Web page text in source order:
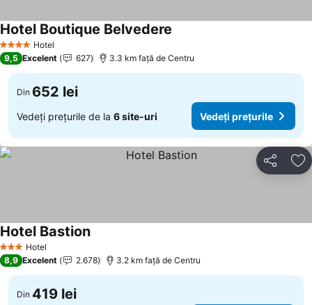
4 Stele Hotel
Hotel Boutique Belvedere
9,5 Excelent 627 3.3 km faţă de Centru
Din 652 lei
Vedeți prețurile de la 6 site-uri Vedeți prețurile
Distribuiți
3 SteleHotel
Hotel Bastion
8,9 Excelent 2.678 3.2 km faţă de Centru
Din 419 lei